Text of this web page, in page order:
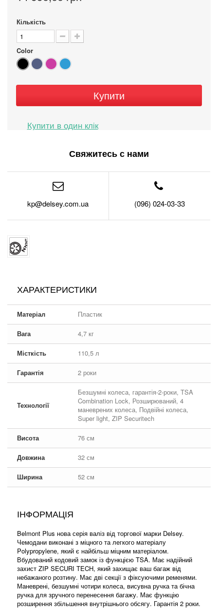
Кількість
Color
Купити
Свяжитесь с нами
kp@delsey.com.ua (096) 024-03-33
ХАРАКТЕРИСТИКИ
Матеріал Пластик
Вага 4,7 кг
Місткість 110,5 л
Гарантія 2 роки
Технології
Безшумні колеса, гарантія-2-роки, TSA
Combination Lock, Розширюваний, 4
маневрених колеса, Подвійні колеса,
Super light, ZIP Securitech
Висота 76 см
Довжина 32 см
Ширина 52 см
ІНФОРМАЦІЯ
Belmont Plus нова серія валіз від торгової марки Delsey.
Чемодани виконані з міцного та легкого матеріалу
Polypropylene, який є найбільш міцним матеріалом.
Вбудований кодовий замок із функцією TSA. Має надійний
захист ZIP SECURI TECH, який захищає ваш багаж від
небажаного розтину. Має дві секції з фіксуючими ременями.
Маневрені, безшумні чотири колеса, висувна ручка та бічна
ручка для зручного перенесення багажу. Має функцію
розширення збільшення внутрішнього обсягу. Гарантія 2 роки.